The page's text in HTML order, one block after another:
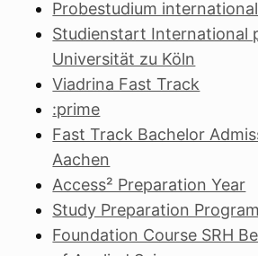
Probestudium
Studienstart International
Universität zu Köln
Viadrina Fast Track
:prime
Fast Track Bachelor
Aachen
Access² Preparation Year
Study Preparation
Foundation Course SRH